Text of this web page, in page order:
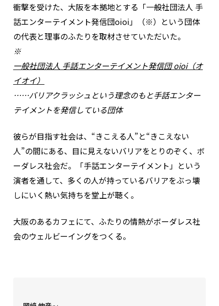
衝撃を受けた、大阪を本拠地とする「一般社団法人 手
話エンターテイメント発信団oioi」（※）という団体
の代表と理事のふたりを取材させていただいた。
※
一般社団法人 手話エンターテイメント発信団 oioi（オ
イオイ）
……バリアクラッシュという理念のもと手話エンター
テイメントを発信している団体
彼らが目指す社会は、“きこえる人”と“きこえない
人”の間にある、目に見えないバリアをとりのぞく、ボ
ーダレス社会だ。「手話エンターテイメント」という
演者を通して、多くの人が持っているバリアをぶっ壊
しにいく熱い気持ちを堂上が聴く。
大阪のあるカフェにて、ふたりの情熱がボーダレス社
会のウェルビーイングをつくる。